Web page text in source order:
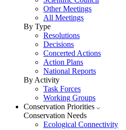
Other Meetings
All Meetings
By Type
Resolutions
Decisions
Concerted Actions
Action Plans
National Reports
By Activity
Task Forces
Working Groups
Conservation Priorities
Conservation Needs
Ecological Connectivity